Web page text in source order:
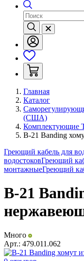
Главная
Каталог
(США)
Комплектующие
B-21 Banding
Греющий кабель для
водостоковГреющий
монтажныеГреющий
B-21
Много
Арт.: 479.011.062